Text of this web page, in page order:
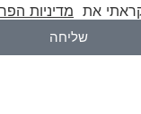
את מדיניות
שליחה